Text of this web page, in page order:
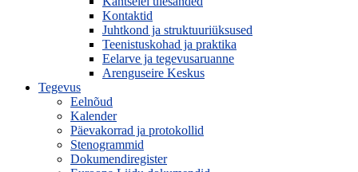
Kontaktid
Juhtkond ja struktuuriüksused
Teenistuskohad ja praktika
Eelarve ja tegevusaruanne
Arenguseire Keskus
Tegevus
Eelnõud
Kalender
Päevakorrad ja protokollid
Stenogrammid
Dokumendiregister